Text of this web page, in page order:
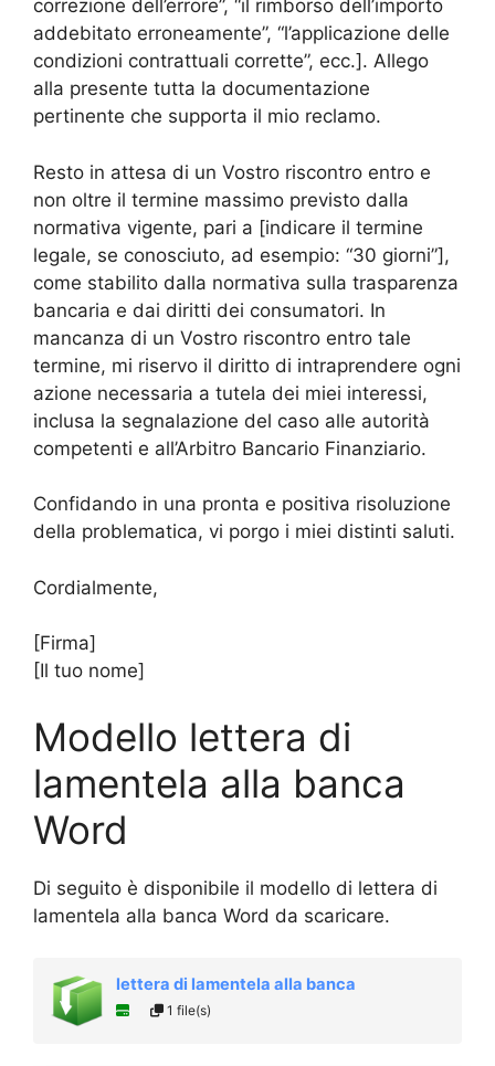
correzione dell’errore”, “il rimborso dell’importo
addebitato erroneamente”, “l’applicazione delle
condizioni contrattuali corrette”, ecc.]. Allego
alla presente tutta la documentazione
pertinente che supporta il mio reclamo.
Resto in attesa di un Vostro riscontro entro e
non oltre il termine massimo previsto dalla
normativa vigente, pari a [indicare il termine
legale, se conosciuto, ad esempio: “30 giorni”],
come stabilito dalla normativa sulla trasparenza
bancaria e dai diritti dei consumatori. In
mancanza di un Vostro riscontro entro tale
termine, mi riservo il diritto di intraprendere ogni
azione necessaria a tutela dei miei interessi,
inclusa la segnalazione del caso alle autorità
competenti e all’Arbitro Bancario Finanziario.
Confidando in una pronta e positiva risoluzione
della problematica, vi porgo i miei distinti saluti.
Cordialmente,
[Firma]
[Il tuo nome]
Modello lettera di
lamentela alla banca
Word
Di seguito è disponibile il modello di lettera di
lamentela alla banca Word da scaricare.
lettera di lamentela alla banca
1 file(s)